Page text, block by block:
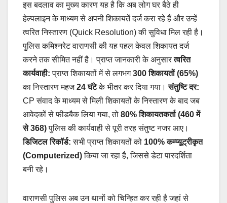
इस बदलाव का मुख्य कारण यह है कि अब लोग घर बैठे ही
हेल्पलाइन के माध्यम से अपनी शिकायतें दर्ज करा रहे हैं और उन्हें
त्वरित निस्तारण (Quick Resolution) की सुविधा मिल रही है।
पुलिस कमिश्नरेट वाराणसी की यह पहल केवल शिकायत दर्ज
करने तक सीमित नहीं है। प्राप्त जानकारी के अनुसारत्वरित
कार्यवाही: प्राप्त शिकायतों में से लगभग300 शिकायतों (65%)
का निस्तारण महज24 घंटेके भीतर कर दिया गया।संतुष्टि दर:
CP संवाद के माध्यम से मिली शिकायतों के निस्तारण के बाद जब
आवेदकों से फीडबैक लिया गया, तो 80% शिकायतकर्ता (460 में
से 368)पुलिस की कार्यवाही से पूरी तरह संतुष्ट नजर आए।
डिजिटल रिकॉर्ड: सभी प्राप्त शिकायतों को 100% कम्प्यूट्रीकृत
(Computerized)किया जा रहा है, जिससे डेटा पारदर्शिता
बनी रहे।
वाराणसी पुलिस अब उन थानों को चिन्हित कर रही है जहां से